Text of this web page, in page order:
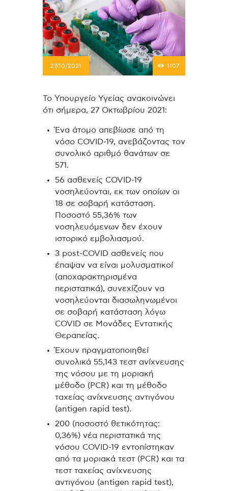
27/10/2021 1107
Το Υπουργείο Υγείας ανακοινώνει
ότι σήμερα, 27 Οκτωβρίου 2021:
Ένα άτομο απεβίωσε από τη
νόσο COVID-19, ανεβάζοντας τον
συνολικό αριθμό θανάτων σε
571.
56 ασθενείς COVID-19
νοσηλεύονται, εκ των οποίων οι
18 σε σοβαρή κατάσταση.
Ποσοστό 55,36% των
νοσηλευόμενων δεν έχουν
ιστορικό εμβολιασμού.
3 post-COVID ασθενείς που
έπαψαν να είναι μολυσματικοί
(αποχαρακτηρισμένα
περιστατικά), συνεχίζουν να
νοσηλεύονται διασωληνωμένοι
σε σοβαρή κατάσταση λόγω
COVID σε Μονάδες Εντατικής
Θεραπείας.
Έχουν πραγματοποιηθεί
συνολικά 55,143 τεστ ανίχνευσης
της νόσου με τη μοριακή
μέθοδο (PCR) και τη μέθοδο
ταχείας ανίχνευσης αντιγόνου
(antigen rapid test).
200 (ποσοστό θετικότητας:
0,36%) νέα περιστατικά της
νόσου COVID-19 εντοπίστηκαν
από τα μοριακά τεστ (PCR) και τα
τεστ ταχείας ανίχνευσης
αντιγόνου (antigen rapid test),